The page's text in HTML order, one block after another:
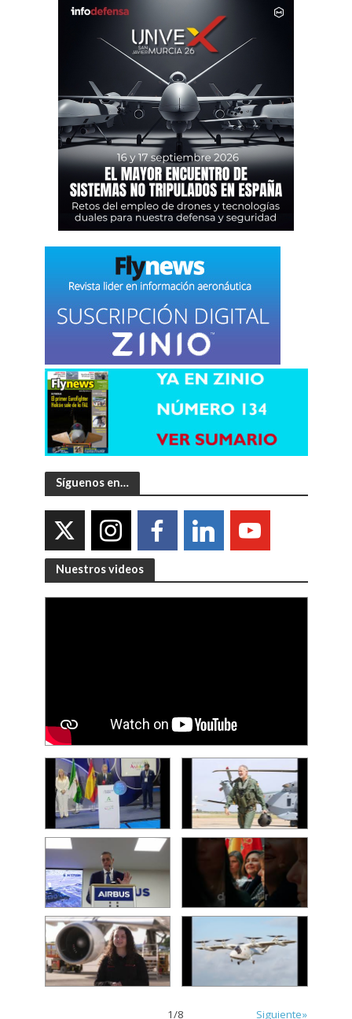
Síguenos en…
Nuestros videos
1/8
Siguiente»